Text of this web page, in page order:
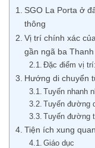
SGO La Porta ở
thông
Vị trí chính xác
gần ngã ba Thanh
Đặc điểm vị trí:
Hướng di chuyển
Tuyến nhanh
Tuyến đường
Tuyến đường
Tiện ích xung
Giáo dục